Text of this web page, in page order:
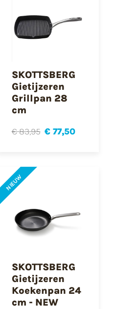
SKOTTSBERG
Gietijzeren
Grillpan 28
cm
€ 83,95 € 77,50
NIEUW
SKOTTSBERG
Gietijzeren
Koekenpan 24
cm - NEW